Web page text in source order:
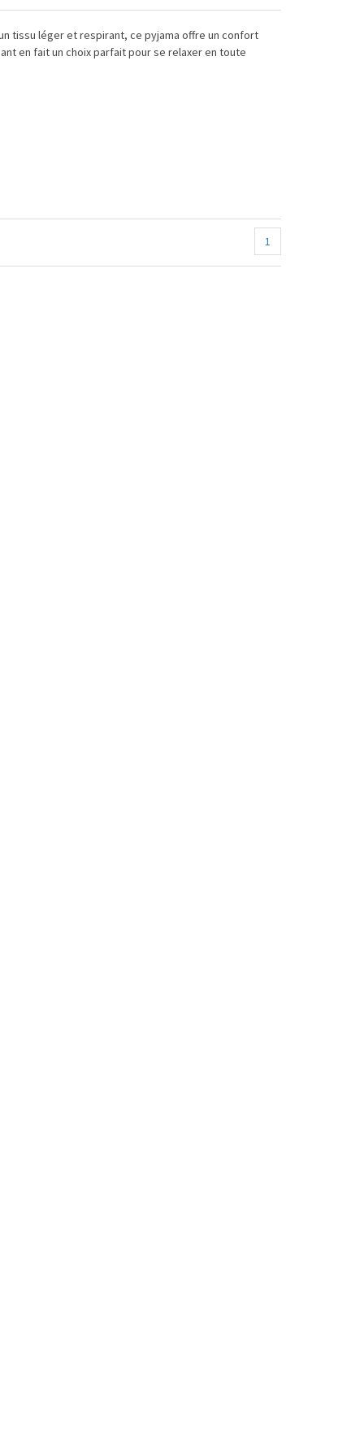
tissu léger et respirant, ce pyjama offre un confort
en fait un choix parfait pour se relaxer en toute
1